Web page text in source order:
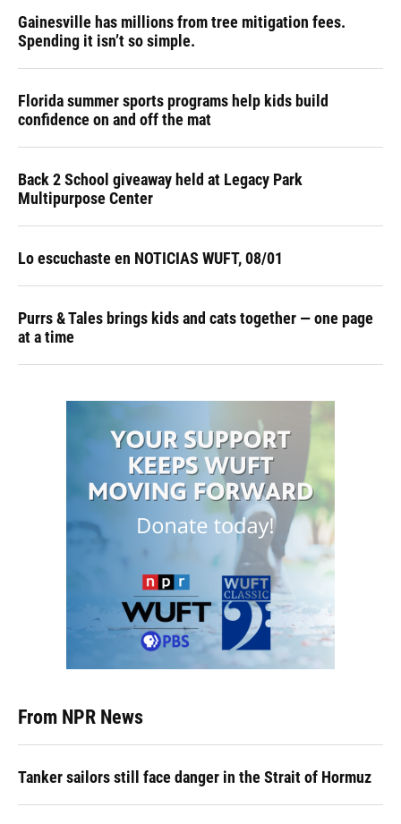
Gainesville has millions from tree mitigation fees.
Spending it isn’t so simple.
Florida summer sports programs help kids build
confidence on and off the mat
Back 2 School giveaway held at Legacy Park
Multipurpose Center
Lo escuchaste en NOTICIAS WUFT, 08/01
Purrs & Tales brings kids and cats together — one page
at a time
From NPR News
Tanker sailors still face danger in the Strait of Hormuz